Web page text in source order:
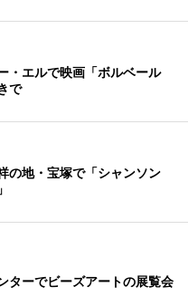
・エルで映画「ボルベール
で
の地・宝塚で「シャンソン
ターでビーズアートの展覧会